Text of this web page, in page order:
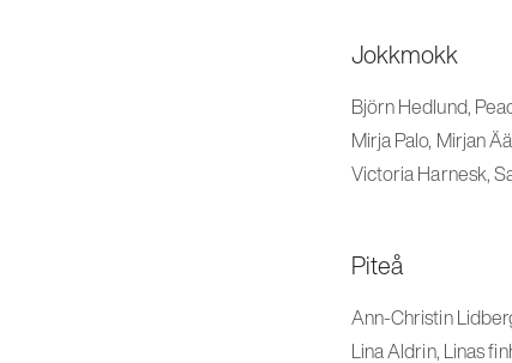
Jokkmokk
Björn Hedlund,
Mirja Palo, Mirjan
Victoria Harnesk,
Piteå
Ann-Christin
Lina Aldrin, Linas